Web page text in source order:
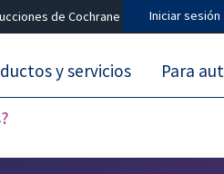
de Cochrane Iniciar sesión
y servicios Para